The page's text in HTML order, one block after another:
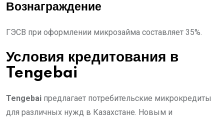
Вознаграждение
ГЭСВ при оформлении микрозайма составляет 35%.
Условия кредитования в
Tengebai
Tengebai предлагает потребительские микрокредиты
для различных нужд в Казахстане. Новым и